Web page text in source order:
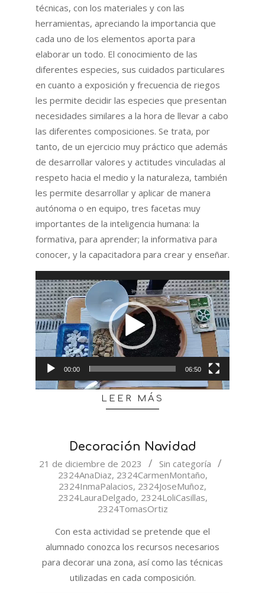
técnicas, con los materiales y con las
herramientas, apreciando la importancia que
cada uno de los elementos aporta para
elaborar un todo. El conocimiento de las
diferentes especies, sus cuidados particulares
en cuanto a exposición y frecuencia de riegos
les permite decidir las especies que presentan
necesidades similares a la hora de llevar a cabo
las diferentes composiciones. Se trata, por
tanto, de un ejercicio muy práctico que además
de desarrollar valores y actitudes vinculadas al
respeto hacia el medio y la naturaleza, también
les permite desarrollar y aplicar de manera
autónoma o en equipo, tres facetas muy
importantes de la inteligencia humana: la
formativa, para aprender; la informativa para
conocer, y la capacitadora para crear y enseñar.
Reproductor
de
vídeo
00:00 06:50
LEER MÁS
Decoración Navidad
2023-
21 de diciembre de 2023
Sin categoría
2324AnaDiaz, 2324CarmenMontaño,
2324InmaPalacios, 2324JoseMuñoz,
2324LauraDelgado, 2324LoliCasillas,
2324TomasOrtiz
Con esta actividad se pretende que el
alumnado conozca los recursos necesarios
para decorar una zona, así como las técnicas
utilizadas en cada composición.